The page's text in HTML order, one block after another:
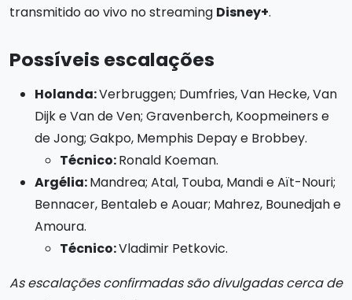
transmitido ao vivo no streaming Disney+.
Possíveis escalações
Holanda:Verbruggen; Dumfries, Van Hecke, Van
Dijk e Van de Ven; Gravenberch, Koopmeiners e
de Jong; Gakpo, Memphis Depay e Brobbey.
Técnico:Ronald Koeman.
Argélia:Mandrea; Atal, Touba, Mandi e Aït-Nouri;
Bennacer, Bentaleb e Aouar; Mahrez, Bounedjah e
Amoura.
Técnico:Vladimir Petkovic.
As escalações confirmadas são divulgadas cerca de